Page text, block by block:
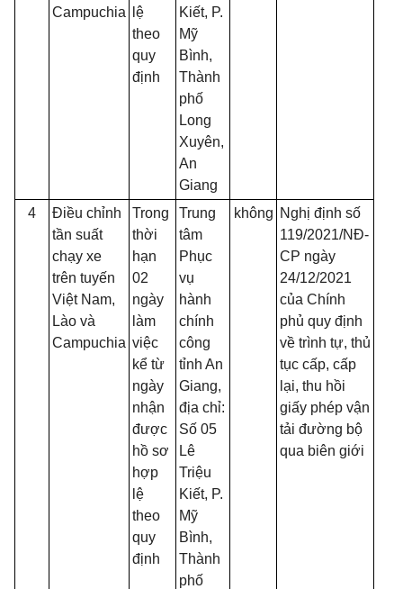
Campuchia
lệ
theo
quy
định
Kiết, P.
Mỹ
Bình,
Thành
phố
Long
Xuyên,
An
Giang
4
Điều chỉnh
tần suất
chạy xe
trên tuyến
Việt Nam,
Lào và
Campuchia
Trong
thời
hạn
02
ngày
làm
việc
kể từ
ngày
nhận
được
hồ sơ
hợp
lệ
theo
quy
định
Trung
tâm
Phục
vụ
hành
chính
công
tỉnh An
Giang,
địa chỉ:
Số 05
Lê
Triệu
Kiết, P.
Mỹ
Bình,
Thành
phố
không Nghị định số
119/2021/NĐ-
CP ngày
24/12/2021
của Chính
phủ quy định
về trình tự, thủ
tục cấp, cấp
lại, thu hồi
giấy phép vận
tải đường bộ
qua biên giới